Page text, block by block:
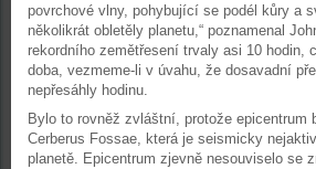
povrchové vlny, pohybující se podél kůry a
několikrát obletěly planetu,“ poznamenal
rekordního zemětřesení trvaly asi 10 hodin,
doba, vezmeme-li v úvahu, že dosavadní
nepřesáhly hodinu.
Bylo to rovněž zvláštní, protože epicentrum
Cerberus Fossae, která je seismicky
planetě. Epicentrum zjevně nesouviselo se